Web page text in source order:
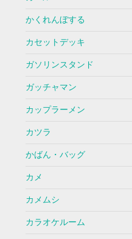
かくれんぼする
カセットデッキ
ガソリンスタンド
ガッチャマン
カップラーメン
カツラ
かばん・バッグ
カメ
カメムシ
カラオケルーム